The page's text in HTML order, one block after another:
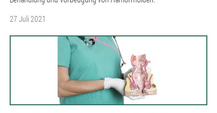
27 Juli 2021